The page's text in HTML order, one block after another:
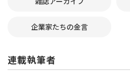
企業家たちの金言
連載執筆者